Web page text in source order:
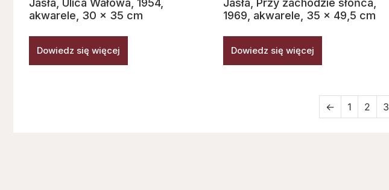
Jasła, Ulica Wałowa, 1954,
akwarele, 30 x 35 cm
Dowiedz się więcej
Jasła, Przy zachodzie słońca,
1969, akwarele, 35 x 49,5 cm
Dowiedz się więcej
← 1 2 3